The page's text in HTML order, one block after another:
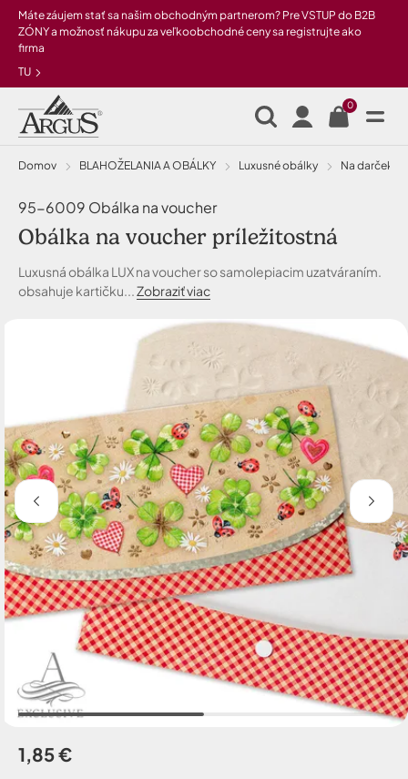
Preskočiť na hlavný obsah
Máte záujem stať sa našim obchodným partnerom? Pre VSTUP do B2B
ZÓNY a možnosť nákupu za veľkoobchodné ceny sa registrujte ako
firma
TU
0
Domov BLAHOŽELANIA A OBÁLKY Luxusné obálky na
95-6009 Obálka na voucher
Obálka na voucher príležitostná
Luxusná obálka LUX na voucher so samolepiacim uzatváraním.
obsahuje kartičku...Zobraziť viac
1,85 €